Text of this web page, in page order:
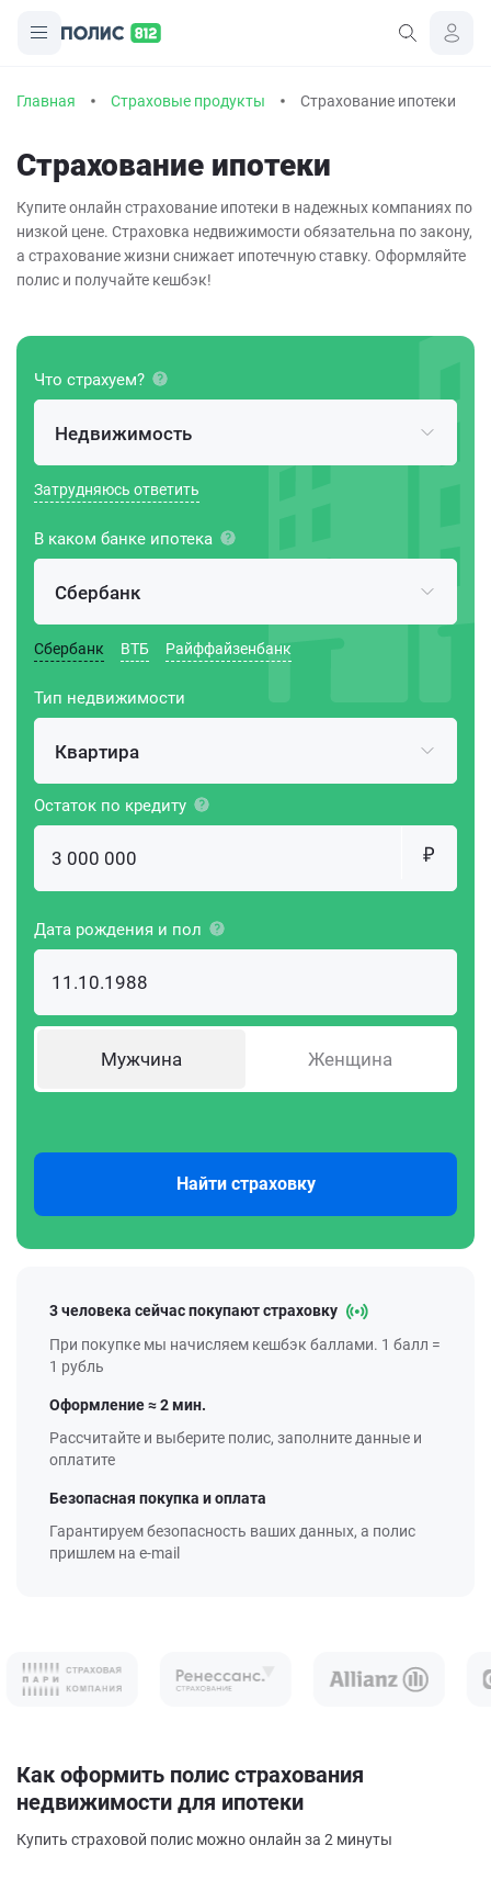
Главная Страховые продукты Страхование ипотеки
Страхование ипотеки
Купите онлайн страхование ипотеки в надежных компаниях по
низкой цене. Страховка недвижимости обязательна по закону,
а страхование жизни снижает ипотечную ставку. Оформляйте
полис и получайте кешбэк!
Что страхуем?
Недвижимость
Затрудняюсь ответить
В каком банке ипотека
Сбербанк
Сбербанк ВТБ Райффайзенбанк
Тип недвижимости
Квартира
Остаток по кредиту
Дата рождения и пол
Мужчина Женщина
Найти страховку
3 человека сейчас покупают страховку
При покупке мы начисляем кешбэк баллами. 1 балл =
1 рубль
Оформление ≈ 2 мин.
Рассчитайте и выберите полис, заполните данные и
оплатите
Безопасная покупка и оплата
Гарантируем безопасность ваших данных, а полис
пришлем на e-mail
Как оформить полис страхования
недвижимости для ипотеки
Купить страховой полис можно онлайн за 2 минуты